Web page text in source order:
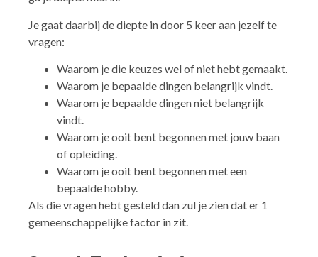
Je gaat daarbij de diepte in door 5 keer aan jezelf te
vragen:
Waarom je die keuzes wel of niet hebt gemaakt.
Waarom je bepaalde dingen belangrijk vindt.
Waarom je bepaalde dingen niet belangrijk
vindt.
Waarom je ooit bent begonnen met jouw baan
of opleiding.
Waarom je ooit bent begonnen met een
bepaalde hobby.
Als die vragen hebt gesteld dan zul je zien dat er 1
gemeenschappelijke factor in zit.